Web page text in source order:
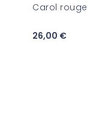
Carol rouge
26,00 €